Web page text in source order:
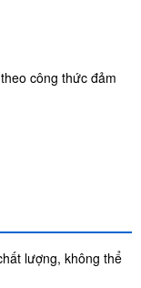
công thức đảm
lượng, không thể